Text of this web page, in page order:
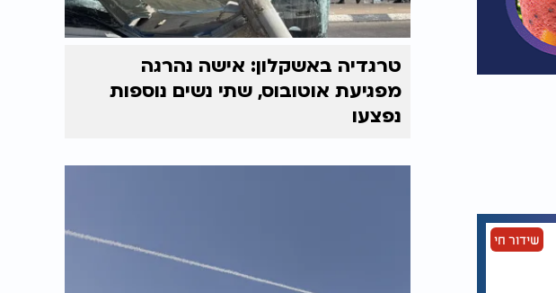
שידור חי
טרגדיה באשקלון: אישה נהרגה
מפגיעת אוטובוס, שתי נשים נוספות
נפצעו